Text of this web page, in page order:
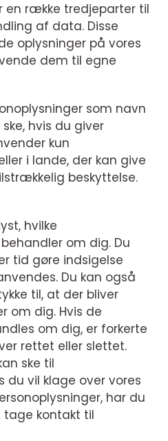
en række tredjeparter til
af data. Disse
oplysninger på vores
dem til egne
som navn
hvis du giver
kun
i lande, der kan give
beskyttelse.
hvilke
om dig. Du
tid gøre indsigelse
Du kan også
til, at der bliver
om dig. Hvis de
om dig, er forkerte
rettet eller slettet.
ske til
du vil klage over vores
har du
kontakt til